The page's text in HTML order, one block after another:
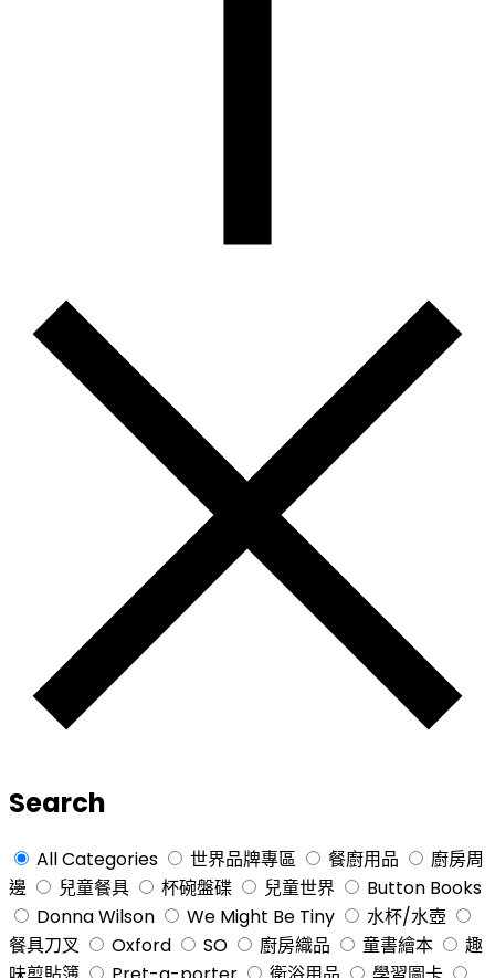
Search
All Categories 世界品牌專區 餐廚用品
廚房周
邊
兒童餐具 杯碗盤碟 兒童世界
Button Books
Donna Wilson
We Might Be Tiny
水杯/水壺
餐具刀叉
Oxford SO 廚房織品 童書繪本
趣